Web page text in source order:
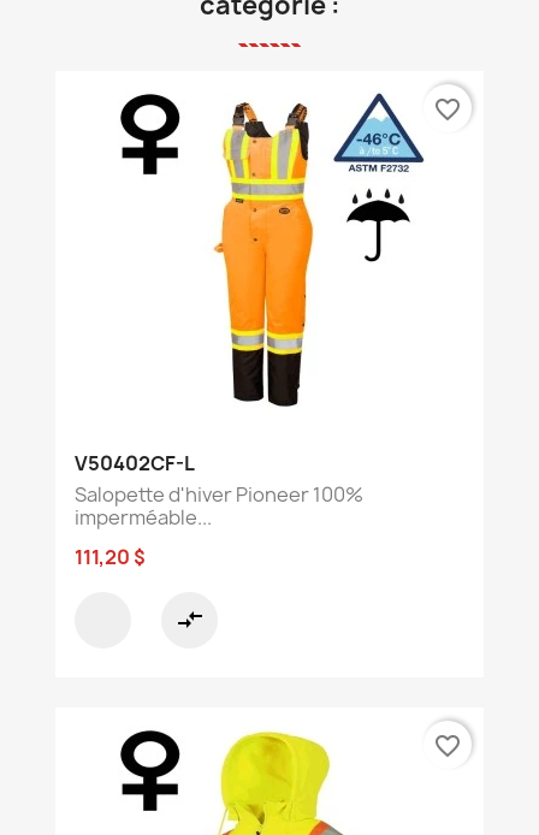
V50402CF-L
Salopette d'hiver Pioneer 100%
imperméable...
111,20 $
compare_arrows
favorite_border
favorite_border